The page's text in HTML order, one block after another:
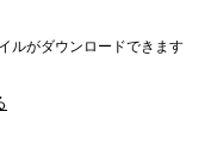
ルがダウンロードできます